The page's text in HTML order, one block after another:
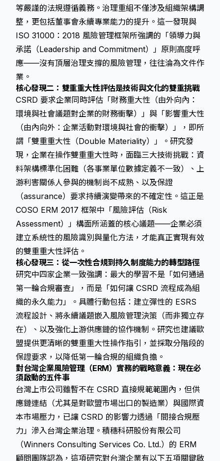
等嚴謹的法規遵循義務。治理重組不僅涉及組織架構調
整，更包括董事會永續專業能力的提升。這一發現與
ISO 31000：2018 風險管理框架所強調的「領導力與
承諾（Leadership and Commitment）」原則高度呼
應——沒有頂層治理支撐的風險管理，往往淪為文件作
業。
核心發現二：雙重重大性評估是技術與文化的雙重挑戰
CSRD 要求企業同時評估「財務重大性（由外向內：
環境與社會議題對企業的財務衝擊）」與「影響重大性
（由內向外：企業活動對環境與社會的衝擊）」，即所
謂「雙重重大性（Double Materiality）」。研究發
現，企業在操作雙重重大性時，面臨三大技術挑戰：資
料架構標準化困難（各事業單位數據定義不一致）、上
游利害關係人參與的機制尚不成熟、以及保證
（assurance）要求持續演變帶來的不確定性。這正是
COSO ERM 2017 框架中「風險評估（Risk
Assessment）」構面所涵蓋的核心議題——企業必須
建立系統性的風險識別與量化方法，才能真正實現有效
的雙重重大性評估。
核心發現三：從一次性合規到持久制度能力的轉型路徑
研究中四家企業一致強調：最大的學習不是「如何通過
第一輪合規審查」，而是「如何讓 CSRD 流程成為組
織的永久能力」。具體行動包括：建立彈性的 ESRS
流程設計、將永續議題嵌入風險管理決策（而非獨立存
在）、以及強化上游供應鏈的協作機制。研究也建議歐
盟提供更清晰的雙重重大性操作指引，並採取分階段的
保證要求，以降低第一輪合規的組織負擔。
對台灣企業風險管理（ERM）實務的戰略意義：現在必
須啟動的五件事
台灣上市公司雖暫不在 CSRD 直接規範範圍內，但供
應鏈連結（尤其是對歐盟市場出口的製造業）與國際資
本市場壓力，已讓 CSRD 的影響力透過「間接合規壓
力」滲入台灣企業治理。積穗科研股份有限公司
（Winners Consulting Services Co. Ltd.）的 ERM
顧問團隊認為，這項研究對台灣企業有以下五項關鍵啟